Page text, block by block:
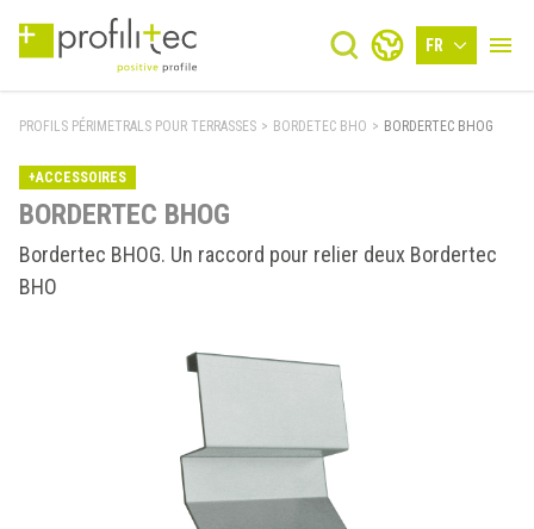
FR
PROFILS PÉRIMETRALS POUR TERRASSES > BORDETEC BHO > BORDERTEC BHOG
+ACCESSOIRES
BORDERTEC BHOG
Bordertec BHOG. Un raccord pour relier deux Bordertec
BHO